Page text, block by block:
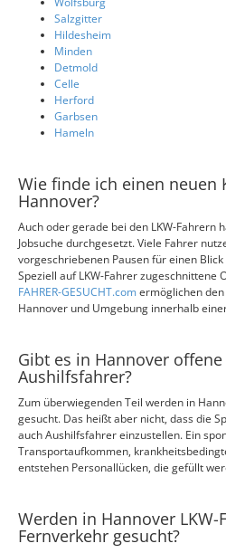
Salzgitter
Hildesheim
Minden
Detmold
Celle
Herford
Garbsen
Hameln
Wie finde ich einen neuen
Hannover?
Auch oder gerade bei den LKW-Fahrern
Jobsuche durchgesetzt. Viele Fahrer
vorgeschriebenen Pausen für einen
Speziell auf LKW-Fahrer zugeschnittene
FAHRER-GESUCHT.comermöglichen
Hannover und Umgebung innerhalb
Gibt es in Hannover offene
Aushilfsfahrer?
Zum überwiegenden Teil werden in
gesucht. Das heißt aber nicht, dass die
auch Aushilfsfahrer einzustellen. Ein
Transportaufkommen,
entstehen Personallücken, die gefüllt
Werden in Hannover LKW-
Fernverkehr gesucht?